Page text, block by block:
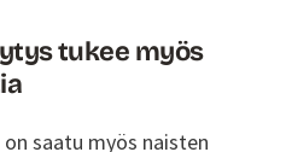
tukee myös
saatu myös naisten